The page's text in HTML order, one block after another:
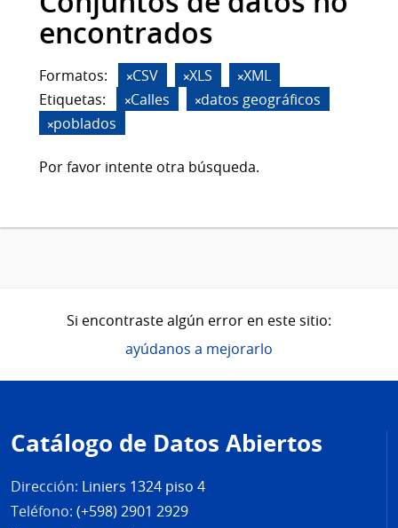
encontrados
Formatos: CSV XLS
XML
Etiquetas:
Calles
datos geográficos
poblados
Por favor intente otra búsqueda.
Si encontraste algún error en este sitio:
ayúdanos a mejorarlo
de
página
Catálogo de Datos Abiertos
Dirección: Liniers 1324 piso 4
Teléfono: (+598) 2901 2929